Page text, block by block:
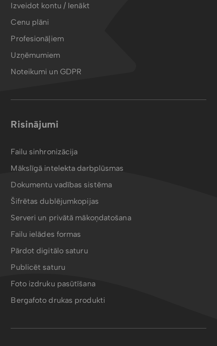
Izveidot kontu / Ienākt
Cenu plāni
Profesionāļiem
Uzņēmumiem
Noteikumi un GDPR
Risinājumi
Failu sinhronizācija
Mākslīgā intelekta darbplūsmas
Dokumentu vadības sistēma
Šifrētas dublējumkopijas
Serveri un privātā mākoņdatošana
Failu ielādes formas
Pārdot digitālo saturu
Publicēt saturu
Foto izdruku pasūtīšana
Bergafoto drukas produkti